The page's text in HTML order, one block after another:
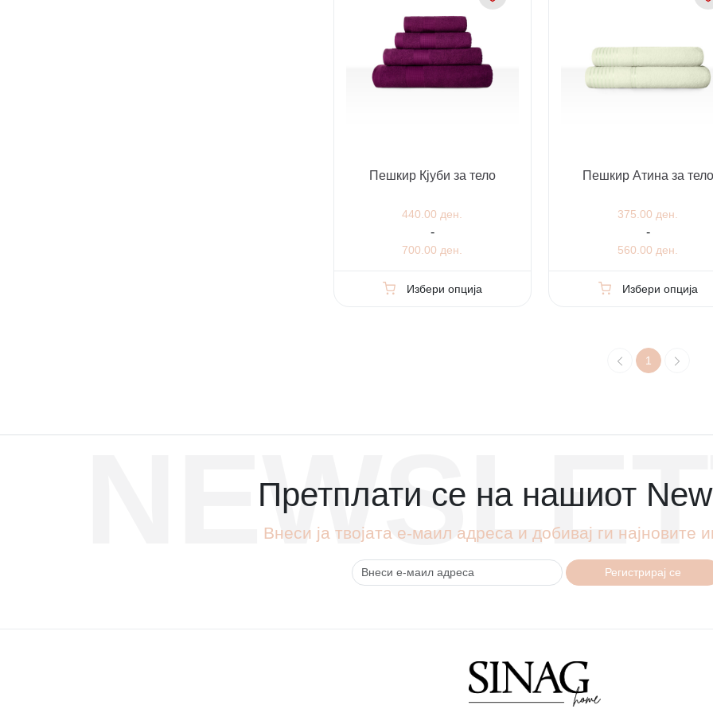
Пешкир Кјуби за тело
440.00 ден.
-
700.00 ден.
Избери опција
Пешкир Атина за тело
375.00 ден.
-
560.00 ден.
Избери опција
1
Претплати се на нашиот
Внеси ја твојата е-маил адреса и добивај ги најновите
Регистрирај се